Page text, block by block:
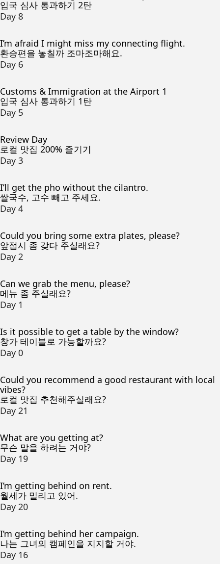
입국 심사 통과하기 2탄
Day 8
I’m afraid I might miss my connecting flight.
환승편을 놓칠까 조마조마해요.
Day 6
Customs & Immigration at the Airport 1
입국 심사 통과하기 1탄
Day 5
Review Day
로컬 맛집 200% 즐기기
Day 3
I’ll get the pho without the cilantro.
쌀국수, 고수 빼고 주세요.
Day 4
Could you bring some extra plates, please?
앞접시 좀 갖다 주실래요?
Day 2
Can we grab the menu, please?
메뉴 좀 주실래요?
Day 1
Is it possible to get a table by the window?
창가 테이블로 가능할까요?
Day 0
Could you recommend a good restaurant with local
vibes?
로컬 맛집 추천해주실래요?
Day 21
What are you getting at?
무슨 말을 하려는 거야?
Day 19
I’m getting behind on rent.
월세가 밀리고 있어.
Day 20
I’m getting behind her campaign.
나는 그녀의 캠페인을 지지할 거야.
Day 16